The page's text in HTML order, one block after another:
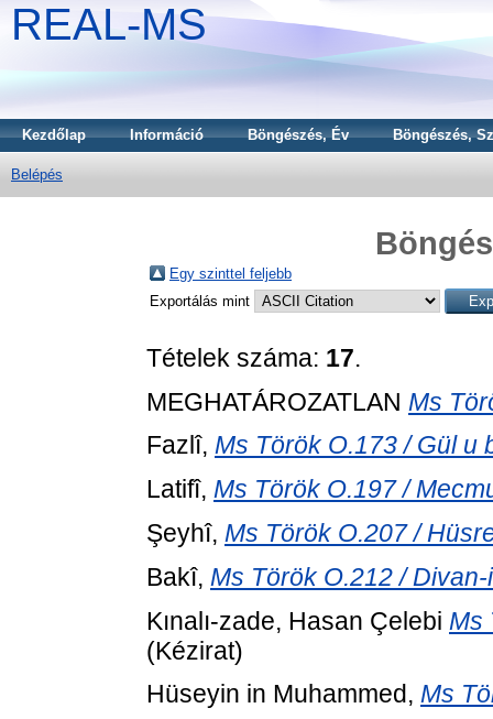
REAL-MS
Kezdőlap Információ Böngészés, Év Böngészés,
Belépés
Egy szinttel feljebb
Exportálás mint
Tételek száma: 17.
MEGHATÁROZATLAN Ms
Fazlî, Ms Török O.173 / Gül u
Latifî, Ms Török O.197 /
Şeyhî, Ms Török O.207 /
Bakî, Ms Török O.212 /
Kınalı-zade, Hasan Çelebi Ms
(Kézirat)
Hüseyin in Muhammed, Ms